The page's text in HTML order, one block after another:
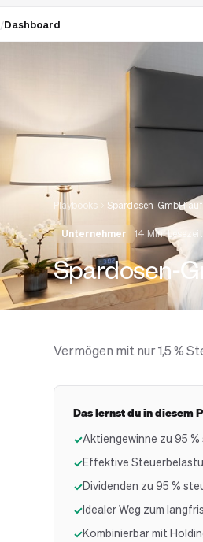
/Dashboard
Playbooks Spardosen-GmbH
Unternehmer 14 Min. Lesezeit
Spardosen-
Vermögen mit nur 1,5 %
Das lernst du in diesem
✓Aktiengewinne zu 95
✓Effektive
✓Dividenden zu 95 %
✓Idealer Weg zum
✓Kombinierbar mit